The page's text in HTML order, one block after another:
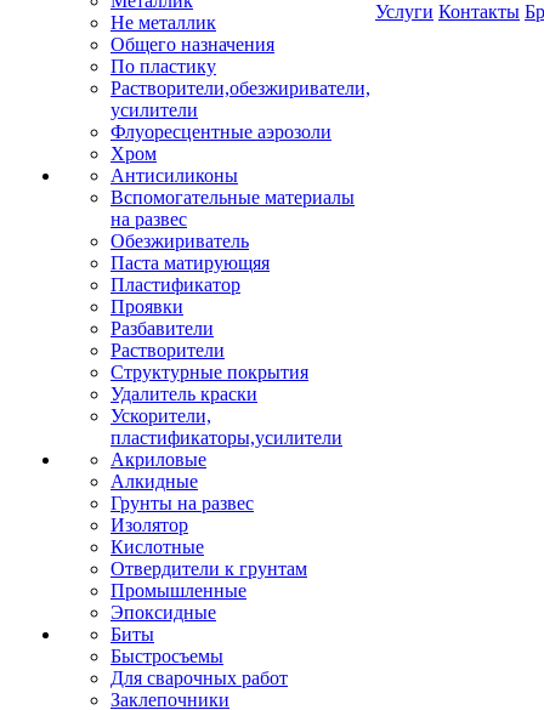
Не металлик
Общего назначения
По пластику
Растворители,обезжириватели,
усилители
Флуоресцентные аэрозоли
Хром
Антисиликоны
Вспомогательные материалы
на развес
Обезжириватель
Паста матирующяя
Пластификатор
Проявки
Разбавители
Растворители
Структурные покрытия
Удалитель краски
Ускорители,
пластификаторы,усилители
Акриловые
Алкидные
Грунты на развес
Изолятор
Кислотные
Отвердители к грунтам
Промышленные
Эпоксидные
Биты
Быстросъемы
Для сварочных работ
Заклепочники
Услуги Контакты